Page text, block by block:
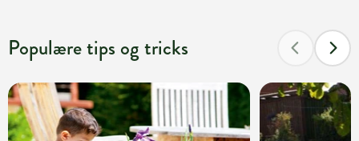
Populære tips og tricks